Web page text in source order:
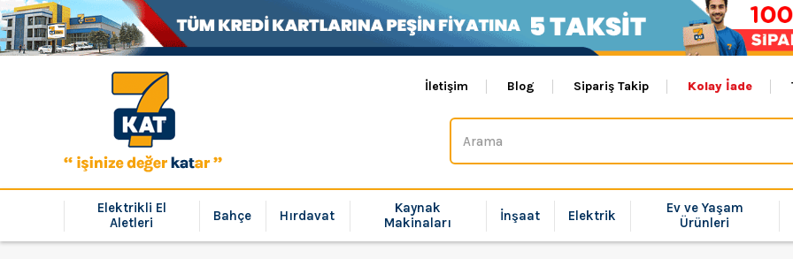
İletişim Blog Sipariş Takip Kolay İade
Elektrikli El
Aletleri
Bahçe Hırdavat
Kaynak
Makinaları
İnşaat Elektrik
Ev ve Yaşam
Ürünleri